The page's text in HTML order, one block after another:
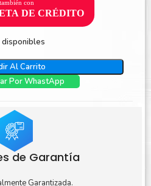
disponibles
Al Carrito
Por WhastApp
de Garantía
Garantizada.